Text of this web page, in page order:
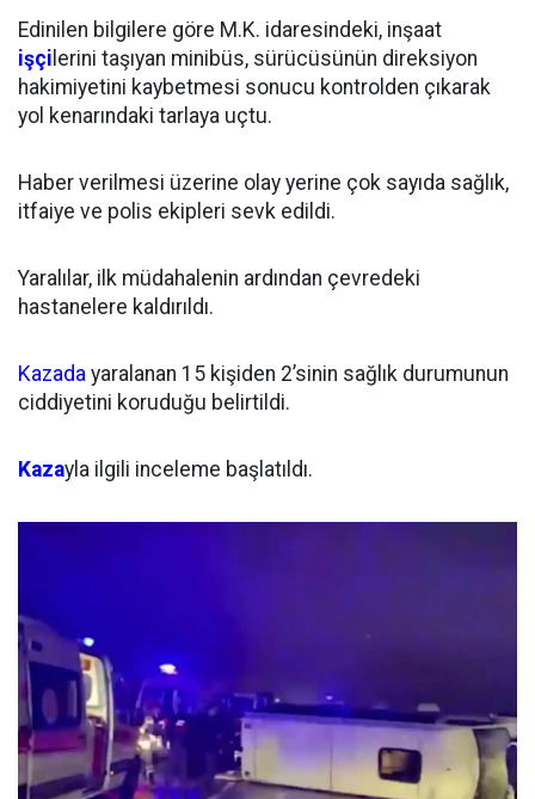
Edinilen bilgilere göre M.K. idaresindeki, inşaat
işçi lerini taşıyan minibüs, sürücüsünün direksiyon
hakimiyetini kaybetmesi sonucu kontrolden çıkarak
yol kenarındaki tarlaya uçtu.
Haber verilmesi üzerine olay yerine çok sayıda sağlık,
itfaiye ve polis ekipleri sevk edildi.
Yaralılar, ilk müdahalenin ardından çevredeki
hastanelere kaldırıldı.
Kazada yaralanan 15 kişiden 2’sinin sağlık durumunun
ciddiyetini koruduğu belirtildi.
Kazayla ilgili inceleme başlatıldı.